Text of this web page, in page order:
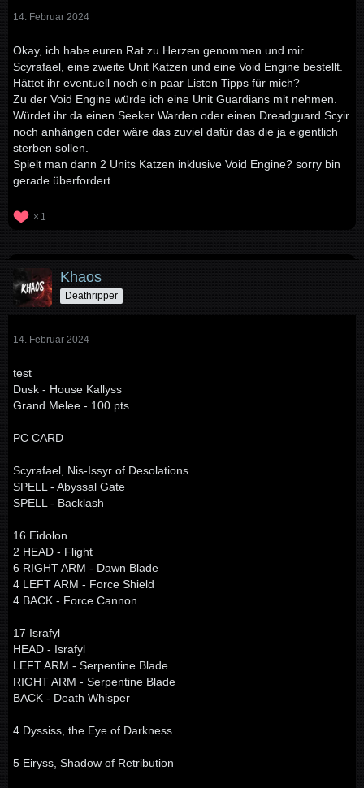
14. Februar 2024
Okay, ich habe euren Rat zu Herzen genommen und mir
Scyrafael, eine zweite Unit Katzen und eine Void Engine bestellt.
Hättet ihr eventuell noch ein paar Listen Tipps für mich?
Zu der Void Engine würde ich eine Unit Guardians mit nehmen.
Würdet ihr da einen Seeker Warden oder einen Dreadguard Scyir
noch anhängen oder wäre das zuviel dafür das die ja eigentlich
sterben sollen.
Spielt man dann 2 Units Katzen inklusive Void Engine? sorry bin
gerade überfordert.
1
Khaos
Deathripper
14. Februar 2024
test
Dusk - House Kallyss
Grand Melee - 100 pts
PC CARD
Scyrafael, Nis-Issyr of Desolations
SPELL - Abyssal Gate
SPELL - Backlash
16 Eidolon
2 HEAD - Flight
6 RIGHT ARM - Dawn Blade
4 LEFT ARM - Force Shield
4 BACK - Force Cannon
17 Israfyl
HEAD - Israfyl
LEFT ARM - Serpentine Blade
RIGHT ARM - Serpentine Blade
BACK - Death Whisper
4 Dyssiss, the Eye of Darkness
5 Eiryss, Shadow of Retribution